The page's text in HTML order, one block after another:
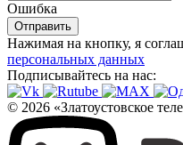
Ошибка
Отправить
Нажимая на кнопку, я
персональных данных
Подписывайтесь на нас:
© 2026 «Златоустовское